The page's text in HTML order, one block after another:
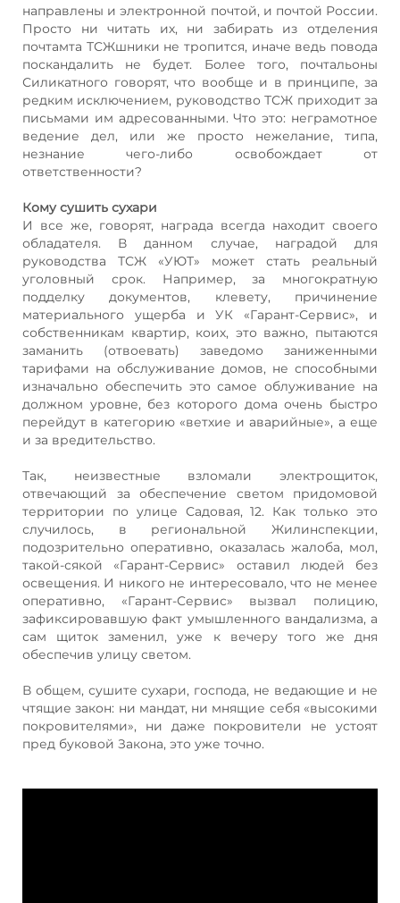
направлены и электронной почтой, и почтой России.
Просто ни читать их, ни забирать из отделения
почтамта ТСЖшники не тропится, иначе ведь повода
поскандалить не будет. Более того, почтальоны
Силикатного говорят, что вообще и в принципе, за
редким исключением, руководство ТСЖ приходит за
письмами им адресованными. Что это: неграмотное
ведение дел, или же просто нежелание, типа,
незнание чего-либо освобождает от
ответственности?
Кому сушить сухари
И все же, говорят, награда всегда находит своего
обладателя. В данном случае, наградой для
руководства ТСЖ «УЮТ» может стать реальный
уголовный срок. Например, за многократную
подделку документов, клевету, причинение
материального ущерба и УК «Гарант-Сервис», и
собственникам квартир, коих, это важно, пытаются
заманить (отвоевать) заведомо заниженными
тарифами на обслуживание домов, не способными
изначально обеспечить это самое облуживание на
должном уровне, без которого дома очень быстро
перейдут в категорию «ветхие и аварийные», а еще
и за вредительство.
Так, неизвестные взломали электрощиток,
отвечающий за обеспечение светом придомовой
территории по улице Садовая, 12. Как только это
случилось, в региональной Жилинспекции,
подозрительно оперативно, оказалась жалоба, мол,
такой-сякой «Гарант-Сервис» оставил людей без
освещения. И никого не интересовало, что не менее
оперативно, «Гарант-Сервис» вызвал полицию,
зафиксировавшую факт умышленного вандализма, а
сам щиток заменил, уже к вечеру того же дня
обеспечив улицу светом.
В общем, сушите сухари, господа, не ведающие и не
чтящие закон: ни мандат, ни мнящие себя «высокими
покровителями», ни даже покровители не устоят
пред буковой Закона, это уже точно.